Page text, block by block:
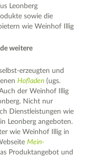
Leonberg
sowie die
wie Weinhof Illig
weitere
erzeugten und
Hofladen (ugs.
der Weinhof Illig
Nicht nur
Dienstleistungen wie
Leonberg angeboten.
wie Weinhof Illig in
Mein-
Produktangebot und